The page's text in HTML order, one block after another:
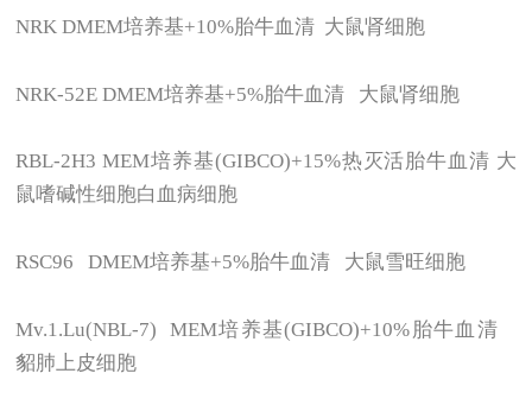
NRK DMEM培养基+10%胎牛血清 大鼠肾细胞
NRK-52E DMEM培养基+5%胎牛血清 大鼠肾细胞
RBL-2H3 MEM培养基(GIBCO)+15%热灭活胎牛血清 大
鼠嗜碱性细胞白血病细胞
RSC96 DMEM培养基+5%胎牛血清 大鼠雪旺细胞
Mv.1.Lu(NBL-7) MEM培养基(GIBCO)+10%胎牛血清
貂肺上皮细胞